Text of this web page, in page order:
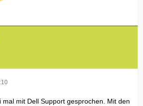
mal mit Dell Support gesprochen. Mit den